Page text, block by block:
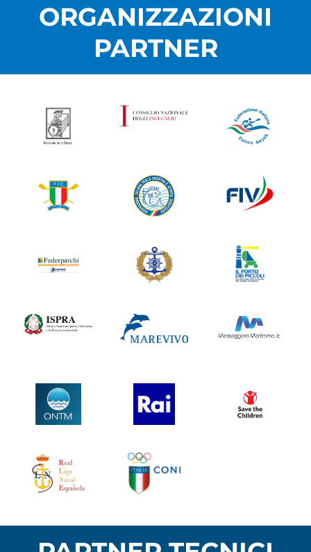
ORGANIZZAZIONI
PARTNER